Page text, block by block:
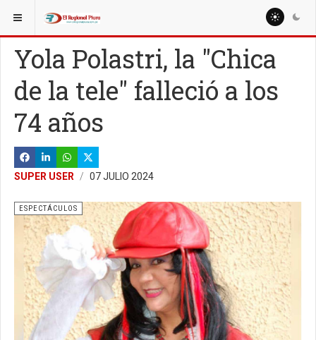
ESTÁ AQUÍ: ESPECIALES
Yola Polastri, la "Chica
de la tele" falleció a los
74 años
SUPER USER 07 JULIO 2024
ESPECTÁCULOS